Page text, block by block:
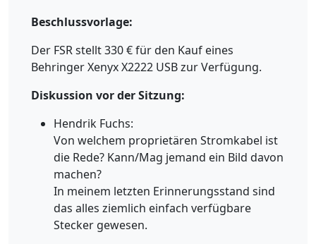
Beschlussvorlage:
Der FSR stellt 330 € für den Kauf eines
Behringer Xenyx X2222 USB zur Verfügung.
Diskussion vor der Sitzung:
Hendrik Fuchs:
Von welchem proprietären Stromkabel ist
die Rede? Kann/Mag jemand ein Bild davon
machen?
In meinem letzten Erinnerungsstand sind
das alles ziemlich einfach verfügbare
Stecker gewesen.